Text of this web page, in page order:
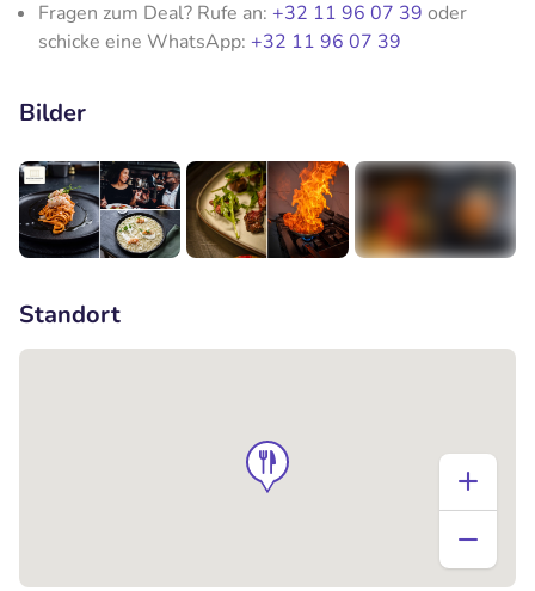
Fragen zum Deal? Rufe an: +32 11 96 07 39 oder
schicke eine WhatsApp: +32 11 96 07 39
Bilder
Standort